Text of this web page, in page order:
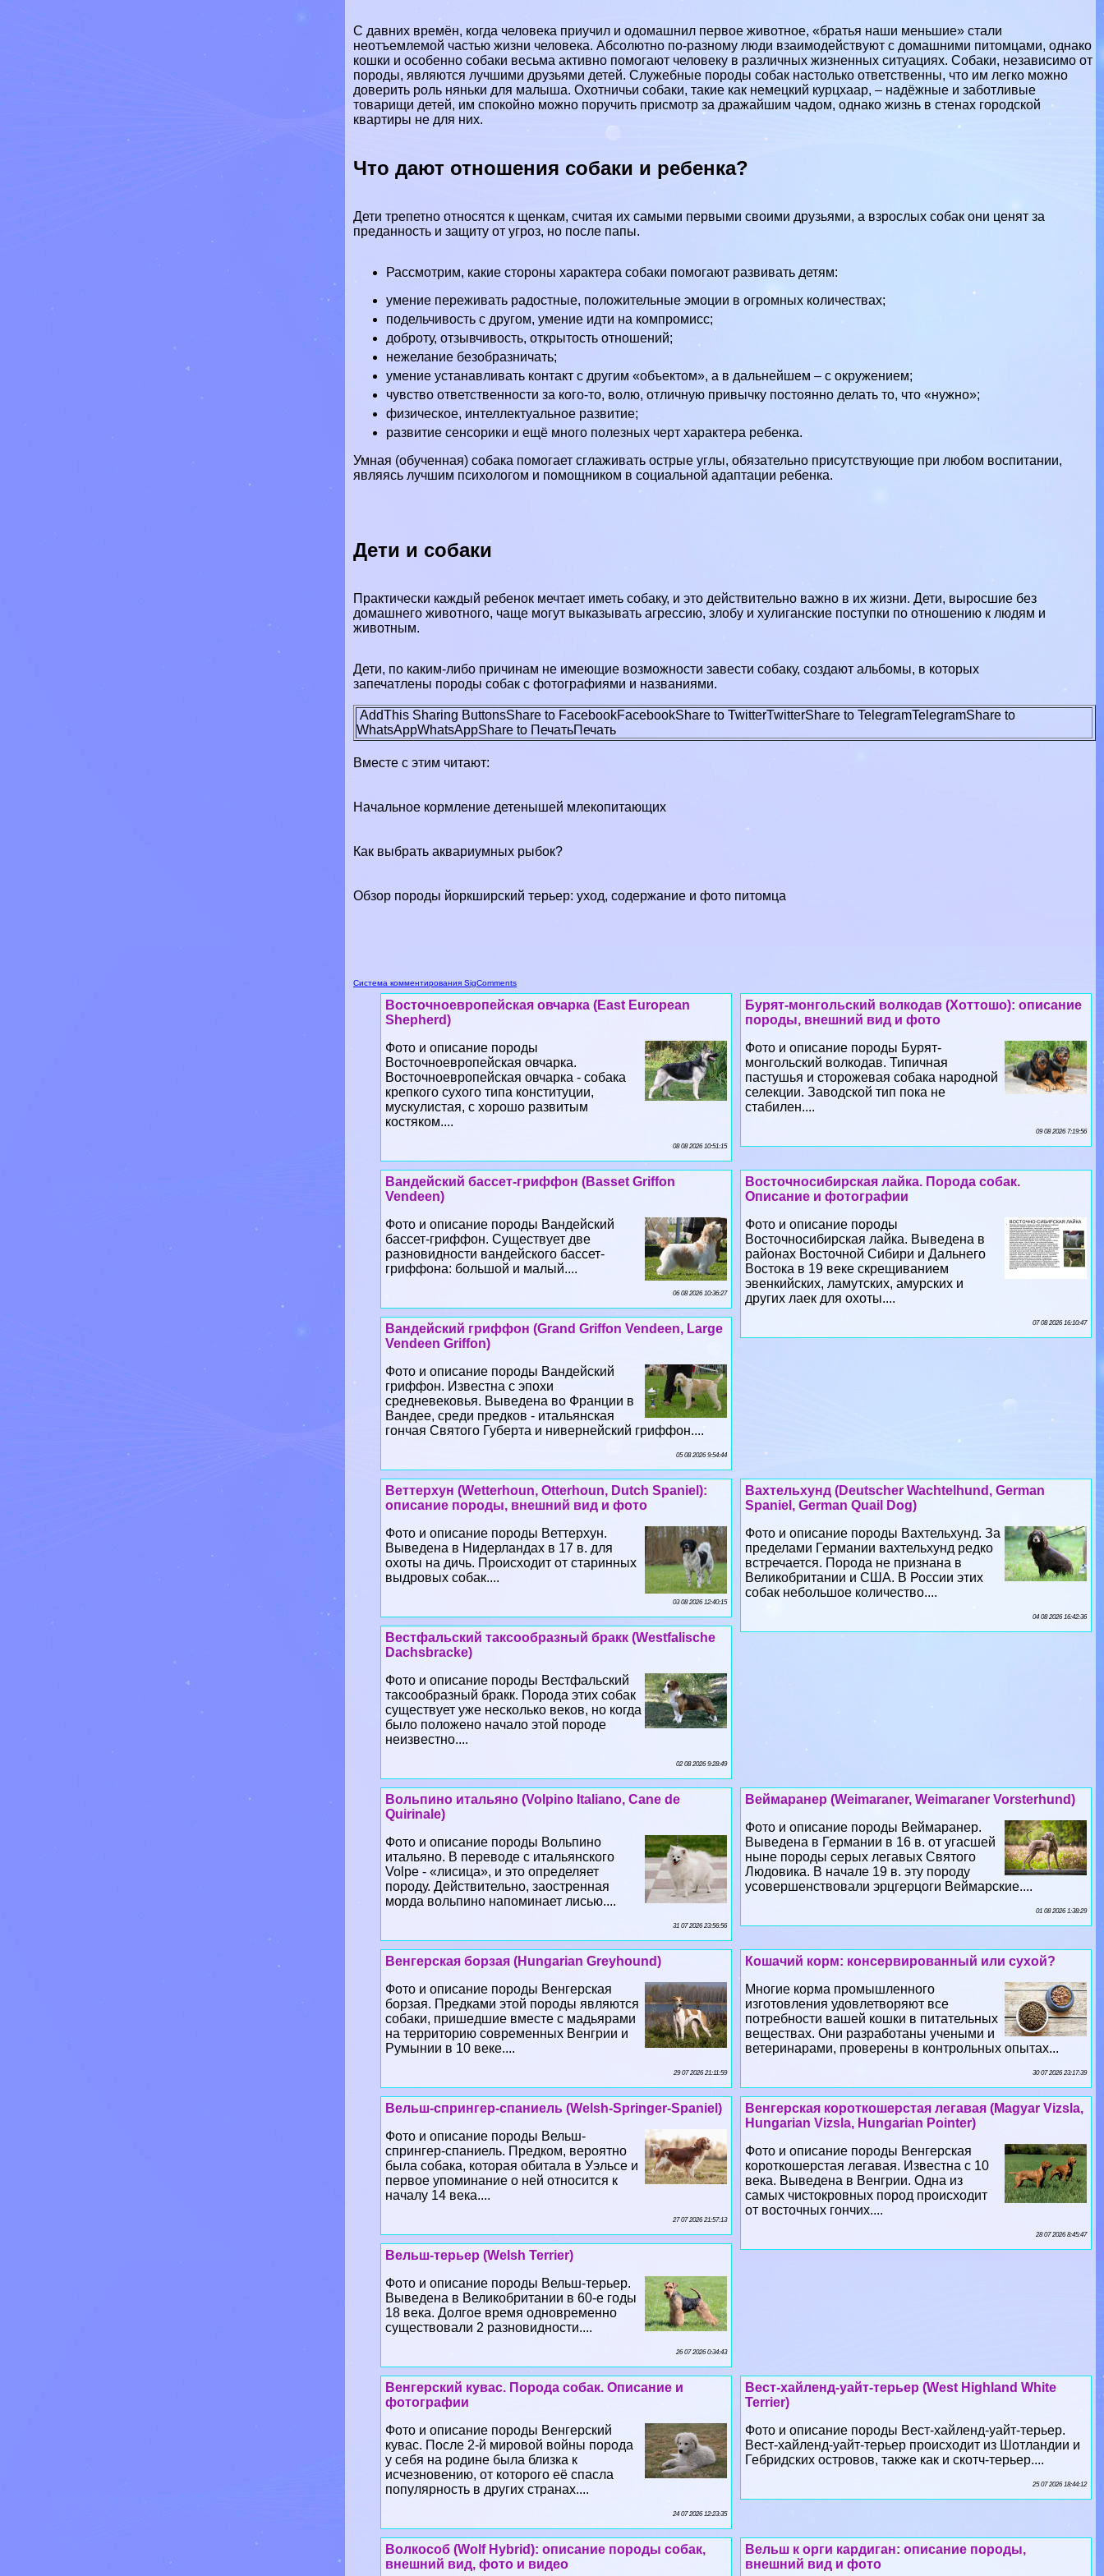
С давних времён, когда человека приучил и одомашнил первое животное, «братья наши меньшие» стали
неотъемлемой частью жизни человека. Абсолютно по-разному люди взаимодействуют с домашними питомцами, однако
кошки и особенно собаки весьма активно помогают человеку в различных жизненных ситуациях. Собаки, независимо от
породы, являются лучшими друзьями детей. Служебные породы собак настолько ответственны, что им легко можно
доверить роль няньки для малыша. Охотничьи собаки, такие как немецкий курцхаар, – надёжные и заботливые
товарищи детей, им спокойно можно поручить присмотр за дражайшим чадом, однако жизнь в стенах городской
квартиры не для них.
Что дают отношения собаки и ребенка?
Дети трепетно относятся к щенкам, считая их самыми первыми своими друзьями, а взрослых собак они ценят за
преданность и защиту от угроз, но после папы.
Рассмотрим, какие стороны хаpaктера собаки помогают развивать детям:
умение переживать радостные, положительные эмоции в огромных количествах;
подельчивость с другом, умение идти на компромисс;
доброту, отзывчивость, открытость отношений;
нежелание безобразничать;
умение устанавливать контакт с другим «объектом», а в дальнейшем – с окружением;
чувство ответственности за кого-то, волю, отличную привычку постоянно делать то, что «нужно»;
физическое, интеллектуальное развитие;
развитие сенсорики и ещё много полезных черт хаpaктера ребенка.
Умная (обученная) собака помогает сглаживать острые углы, обязательно присутствующие при любом воспитании,
являясь лучшим психологом и помощником в социальной адаптации ребенка.
Дети и собаки
Пpaктически каждый ребенок мечтает иметь собаку, и это действительно важно в их жизни. Дети, выросшие без
домашнего животного, чаще могут выказывать агрессию, злобу и xyлиганские поступки по отношению к людям и
животным.
Дети, по каким-либо причинам не имеющие возможности завести собаку, создают альбомы, в которых
запечатлены породы собак с фотографиями и названиями.
AddThis Sharing ButtonsShare to FacebookFacebookShare to TwitterTwitterShare to TelegramTelegramShare to
WhatsAppWhatsAppShare to ПечатьПечать
Вместе с этим читают:
Начальное кормление детенышей млекопитающих
Как выбрать аквариумных рыбок?
Обзор породы йоркширский терьер: уход, содержание и фото питомца
Система комментирования SigComments
Бурят-монгольский волкодав (Хоттошо): описание
породы, внешний вид и фото
Фото и описание породы Бурят-
монгольский волкодав. Типичная
пастушья и сторожевая собака народной
селекции. Заводской тип пока не
стабилен....
09 08 2026 7:19:56
Восточноевропейская овчарка (East European
Shepherd)
Фото и описание породы
Восточноевропейская овчарка.
Восточноевропейская овчарка - собака
крепкого сухого типа конституции,
мускулистая, с хорошо развитым
костяком....
08 08 2026 10:51:15
Восточносибирская лайка. Порода собак.
Описание и фотографии
Фото и описание породы
Восточносибирская лайка. Выведена в
районах Восточной Сибири и Дальнего
Востока в 19 веке скрещиванием
эвенкийских, ламутских, амурских и
других лаек для охоты....
07 08 2026 16:10:47
Вандейский бассет-гриффон (Basset Griffon
Vendeen)
Фото и описание породы Вандейский
бассет-гриффон. Существует две
разновидности вандейского бассет-
гриффона: большой и малый....
06 08 2026 10:36:27
Вандейский гриффон (Grand Griffon Vendeen, Large
Vendeen Griffon)
Фото и описание породы Вандейский
гриффон. Известна с эпохи
средневековья. Выведена во Франции в
Вандее, среди предков - итальянская
гончая Святого Губерта и нивернейский гриффон....
05 08 2026 9:54:44
Вахтельхунд (Deutscher Wachtelhund, German
Spaniel, German Quail Dog)
Фото и описание породы Вахтельхунд. За
пределами Германии вахтельхунд редко
встречается. Порода не признана в
Великобритании и США. В России этих
собак небольшое количество....
04 08 2026 16:42:36
Веттерхун (Wetterhoun, Otterhoun, Dutch Spaniel):
описание породы, внешний вид и фото
Фото и описание породы Веттерхун.
Выведена в Нидерландах в 17 в. для
охоты на дичь. Происходит от старинных
выдровых собак....
03 08 2026 12:40:15
Вестфальский таксообразный бpaкк (Westfalische
Dachsbracke)
Фото и описание породы Вестфальский
таксообразный бpaкк. Порода этих собак
существует уже несколько веков, но когда
было положено начало этой породе
неизвестно....
02 08 2026 9:28:49
Веймаранер (Weimaraner, Weimaraner Vorsterhund)
Фото и описание породы Веймаранер.
Выведена в Германии в 16 в. от угасшей
ныне породы серых легавых Святого
Людовика. В начале 19 в. эту породу
усовершенствовали эрцгерцоги Веймарские....
01 08 2026 1:38:29
Вольпино итальяно (Volpino Italiano, Cane de
Quirinale)
Фото и описание породы Вольпино
итальяно. В переводе с итальянского
Volpe - «лисица», и это определяет
породу. Действительно, заостренная
морда вольпино напоминает лисью....
31 07 2026 23:56:56
Кошачий корм: консервированный или сухой?
Многие корма промышленного
изготовления удовлетворяют все
потребности вашей кошки в питательных
веществах. Они разработаны учеными и
ветеринарами, проверены в контрольных опытах...
30 07 2026 23:17:39
Венгерская борзая (Hungarian Greyhound)
Фото и описание породы Венгерская
борзая. Предками этой породы являются
собаки, пришедшие вместе с мадьярами
на территорию современных Венгрии и
Румынии в 10 веке....
29 07 2026 21:11:59
Венгерская короткошерстая легавая (Magyar Vizsla,
Hungarian Vizsla, Hungarian Pointer)
Фото и описание породы Венгерская
короткошерстая легавая. Известна с 10
века. Выведена в Венгрии. Одна из
самых чистокровных пород происходит
от восточных гончих....
28 07 2026 8:45:47
Вельш-спрингер-спаниель (Welsh-Springer-Spaniel)
Фото и описание породы Вельш-
спрингер-спаниель. Предком, вероятно
была собака, которая обитала в Уэльсе и
первое упоминание о ней относится к
началу 14 века....
27 07 2026 21:57:13
Вельш-терьер (Welsh Terrier)
Фото и описание породы Вельш-терьер.
Выведена в Великобритании в 60-е годы
18 века. Долгое время одновременно
существовали 2 разновидности....
26 07 2026 0:34:43
Вест-хайленд-уайт-терьер (West Highland White
Terrier)
Фото и описание породы Вест-хайленд-уайт-терьер.
Вест-хайленд-уайт-терьер происходит из Шотландии и
Гебридских островов, также как и скотч-терьер....
25 07 2026 18:44:12
Венгерский кувас. Порода собак. Описание и
фотографии
Фото и описание породы Венгерский
кувас. После 2-й мировой войны порода
у себя на родине была близка к
исчезновению, от которого её спасла
популярность в других странах....
24 07 2026 12:23:35
Вельш к opги кардиган: описание породы,
внешний вид и фото
Волкособ (Wolf Hybrid): описание породы собак,
внешний вид, фото и видео